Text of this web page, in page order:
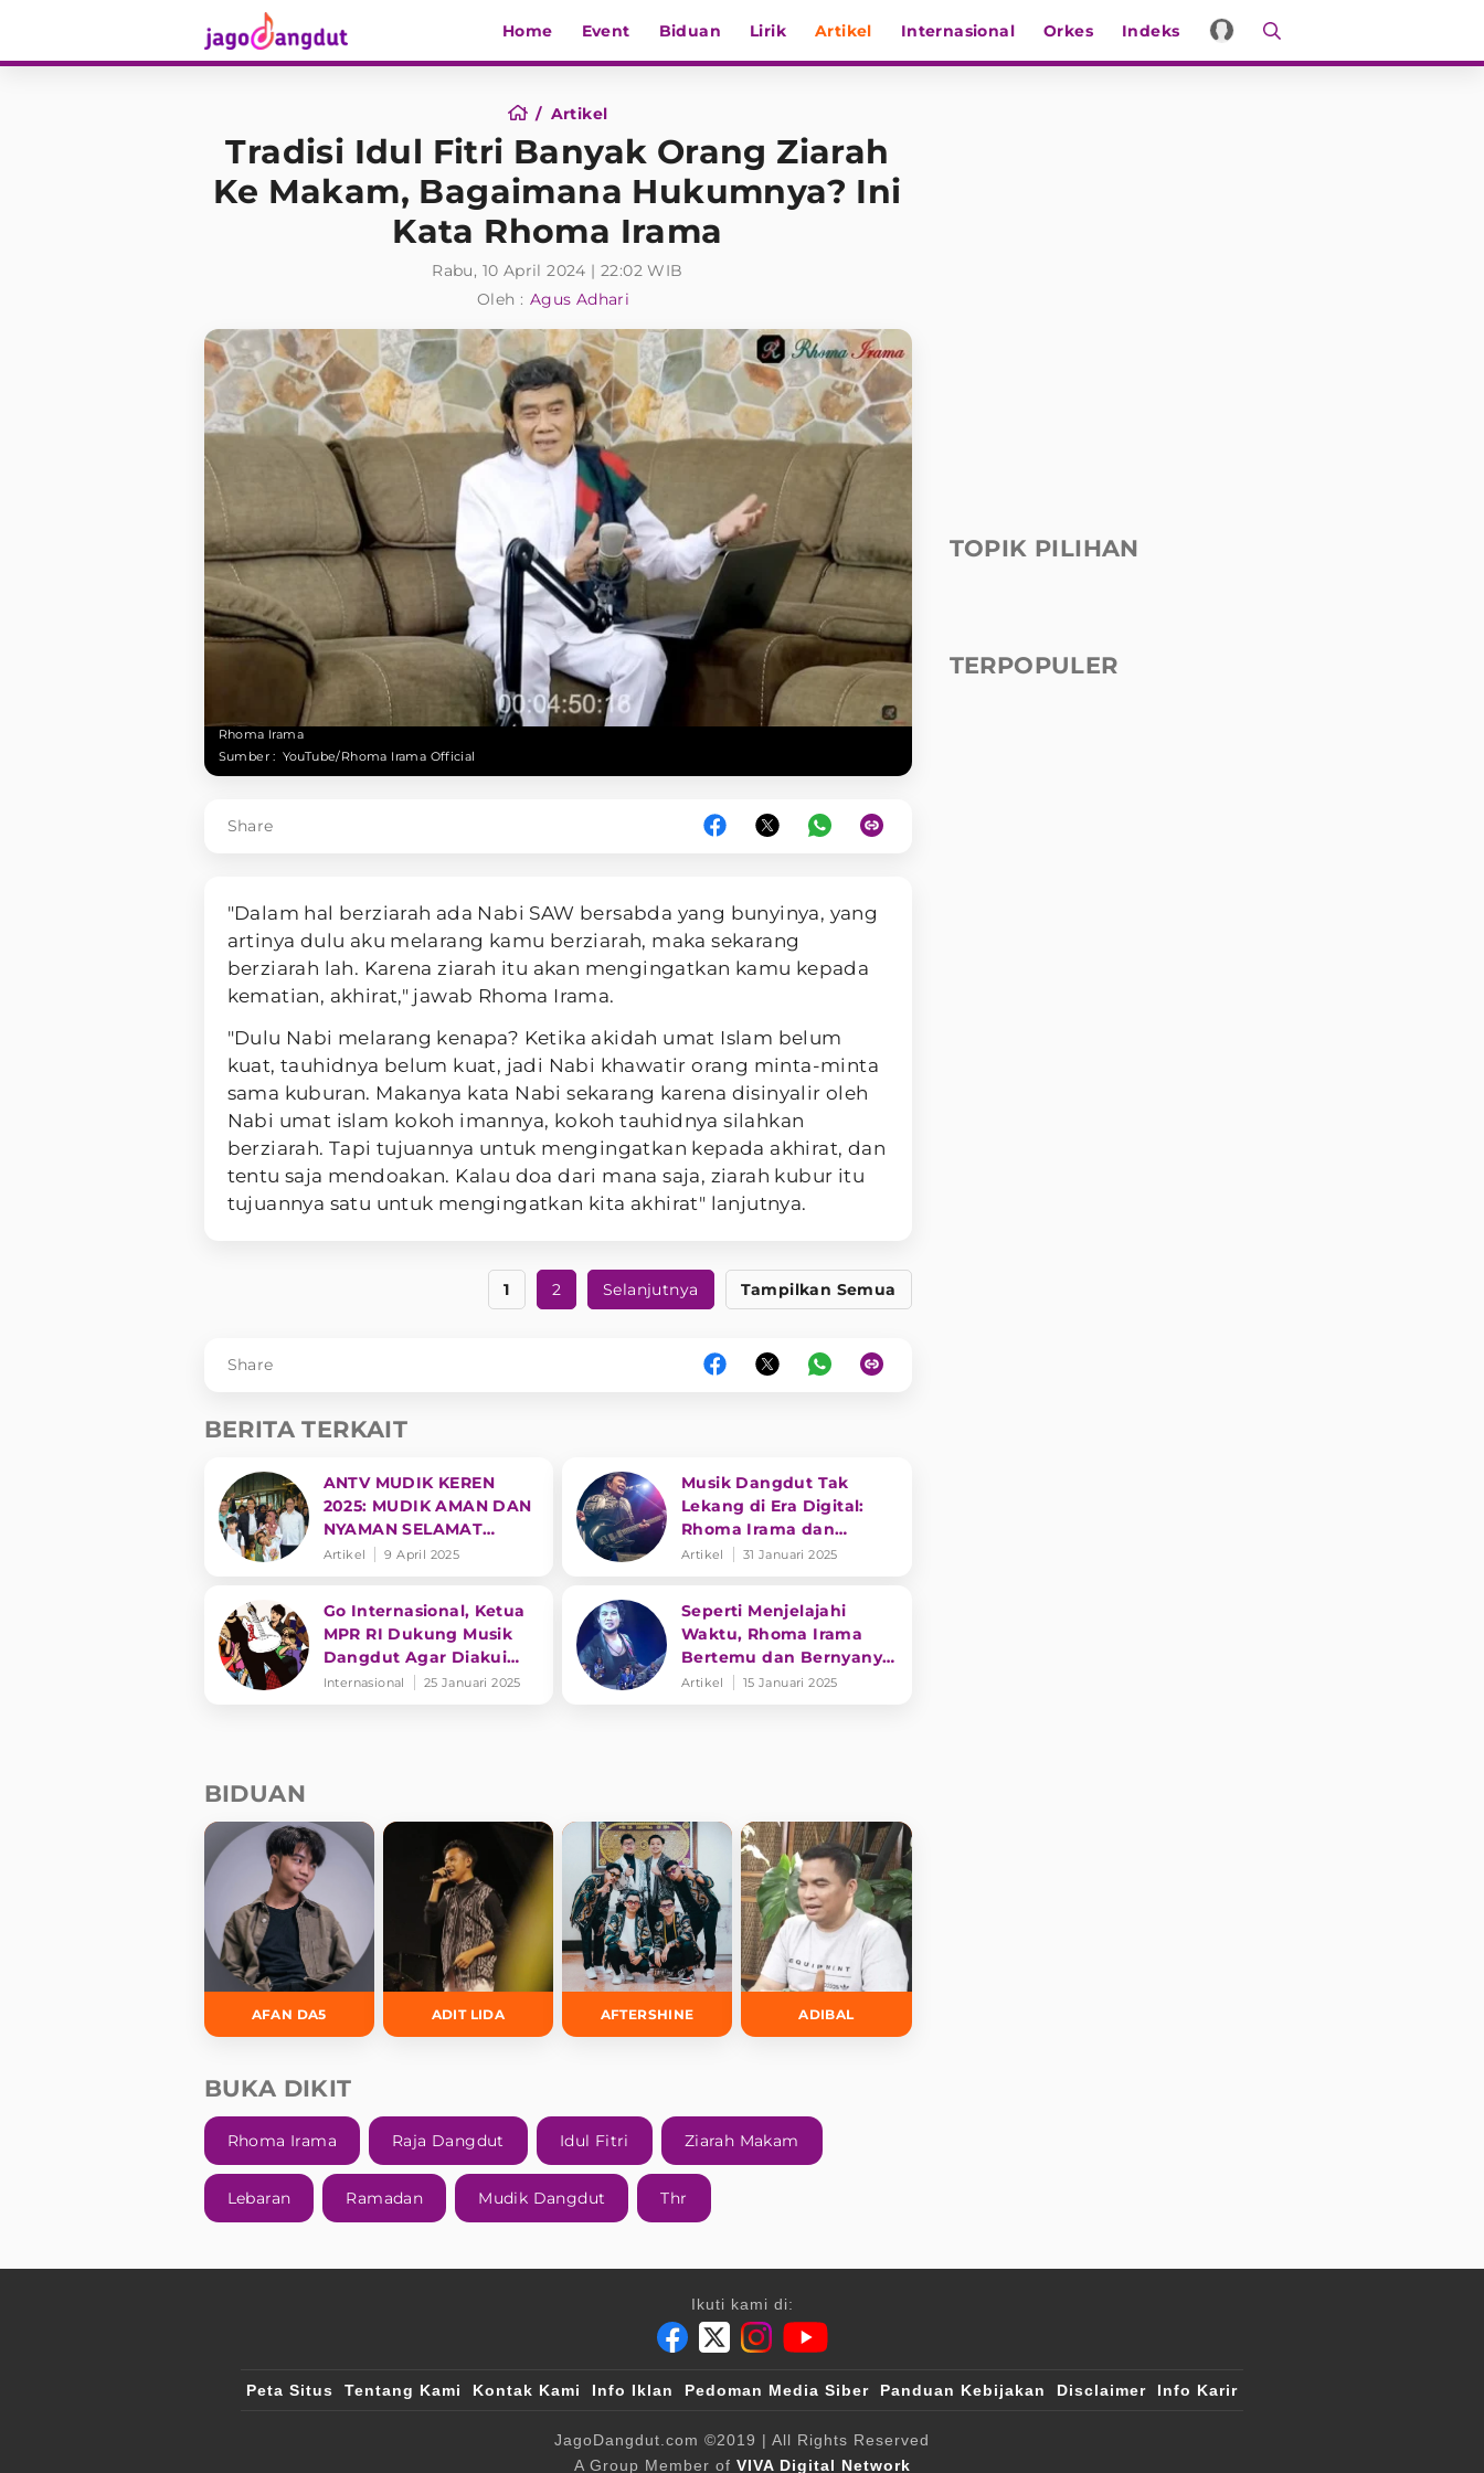
Home Event Biduan Lirik Artikel Internasional Orkes Indeks
Artikel
Tradisi Idul Fitri Banyak Orang Ziarah
Ke Makam, Bagaimana Hukumnya? Ini
Kata Rhoma Irama
Rabu, 10 April 2024 | 22:02 WIB
Oleh : Agus Adhari
Rhoma Irama
Sumber : YouTube/Rhoma Irama Official
Share
"Dalam hal berziarah ada Nabi SAW bersabda yang bunyinya, yang
artinya dulu aku melarang kamu berziarah, maka sekarang
berziarah lah. Karena ziarah itu akan mengingatkan kamu kepada
kematian, akhirat," jawab Rhoma Irama.
"Dulu Nabi melarang kenapa? Ketika akidah umat Islam belum
kuat, tauhidnya belum kuat, jadi Nabi khawatir orang minta-minta
sama kuburan. Makanya kata Nabi sekarang karena disinyalir oleh
Nabi umat islam kokoh imannya, kokoh tauhidnya silahkan
berziarah. Tapi tujuannya untuk mengingatkan kepada akhirat, dan
tentu saja mendoakan. Kalau doa dari mana saja, ziarah kubur itu
tujuannya satu untuk mengingatkan kita akhirat" lanjutnya.
1 2 Selanjutnya Tampilkan Semua
Share
BERITA TERKAIT
ANTV MUDIK KEREN
2025: MUDIK AMAN DAN
NYAMAN SELAMAT
SAMPAI TUJUAN
Artikel 9 April 2025
Musik Dangdut Tak
Lekang di Era Digital:
Rhoma Irama dan
Transformasi Genre
Artikel 31 Januari 2025
Go Internasional, Ketua
MPR RI Dukung Musik
Dangdut Agar Diakui
UNESCO
Internasional 25 Januari 2025
Seperti Menjelajahi
Waktu, Rhoma Irama
Bertemu dan Bernyanyi
Bersama dengan Sosok
Artikel 15 Januari 2025
BIDUAN
AFAN DA5 ADIT LIDA AFTERSHINE ADIBAL
BUKA DIKIT
Rhoma Irama Raja Dangdut Idul Fitri Ziarah Makam
Lebaran Ramadan Mudik Dangdut Thr
TOPIK PILIHAN
TERPOPULER
Ikuti kami di:
Peta Situs Tentang Kami Kontak Kami Info Iklan Pedoman Media Siber Panduan Kebijakan Disclaimer Info Karir
JagoDangdut.com ©2019 | All Rights Reserved
A Group Member of VIVA Digital Network